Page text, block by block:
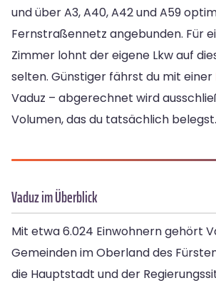
und über A3, A40, A42 und A59
Fernstraßennetz angebunden. Für
Zimmer lohnt der eigene Lkw auf
selten. Günstiger fährst du mit einer
Vaduz – abgerechnet wird
Volumen, das du tatsächlich belegst.
Vaduz im Überblick
Mit etwa 6.024 Einwohnern gehört
Gemeinden im Oberland des
die Hauptstadt und der